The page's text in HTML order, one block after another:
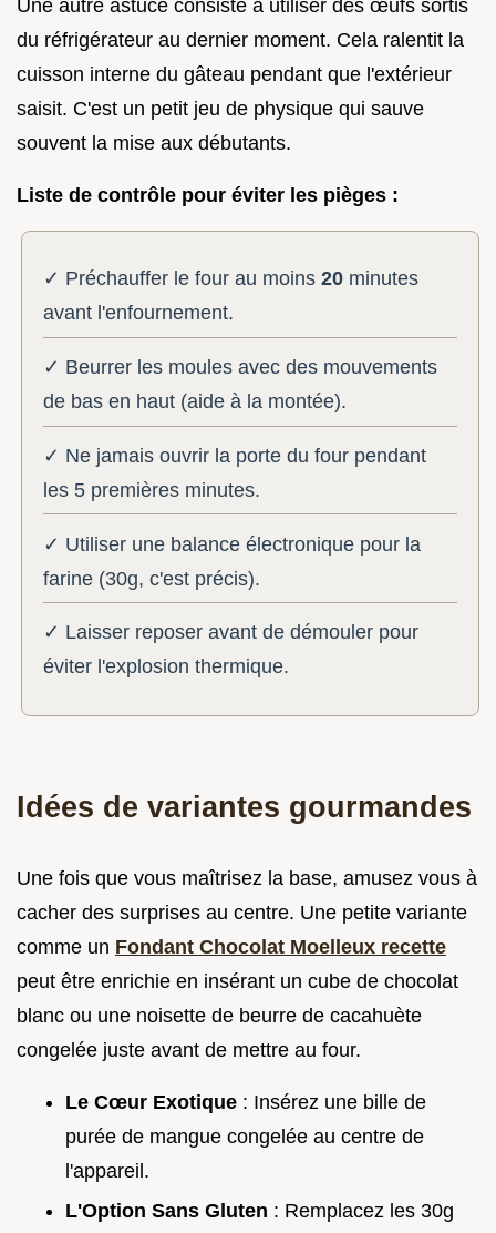
Une autre astuce consiste à utiliser des œufs sortis
du réfrigérateur au dernier moment. Cela ralentit la
cuisson interne du gâteau pendant que l'extérieur
saisit. C'est un petit jeu de physique qui sauve
souvent la mise aux débutants.
Liste de contrôle pour éviter les pièges :
✓ Préchauffer le four au moins20 minutes
avant l'enfournement.
✓ Beurrer les moules avec des mouvements
de bas en haut (aide à la montée).
✓ Ne jamais ouvrir la porte du four pendant
les 5 premières minutes.
✓ Utiliser une balance électronique pour la
farine (30g, c'est précis).
✓ Laisser reposer avant de démouler pour
éviter l'explosion thermique.
Idées de variantes gourmandes
Une fois que vous maîtrisez la base, amusez vous à
cacher des surprises au centre. Une petite variante
comme un Fondant Chocolat Moelleux recette
peut être enrichie en insérant un cube de chocolat
blanc ou une noisette de beurre de cacahuète
congelée juste avant de mettre au four.
Le Cœur Exotique : Insérez une bille de
purée de mangue congelée au centre de
l'appareil.
L'Option Sans Gluten : Remplacez les 30g